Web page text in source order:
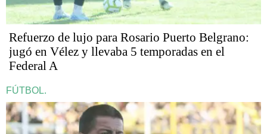
Refuerzo de lujo para Rosario Puerto Belgrano:
jugó en Vélez y llevaba 5 temporadas en el
Federal A
FÚTBOL.